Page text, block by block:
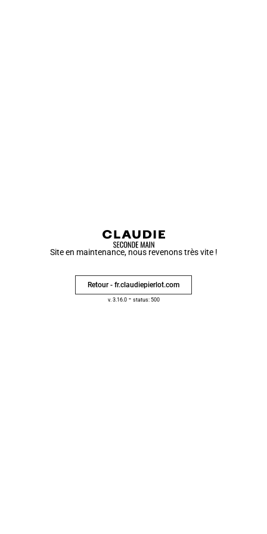
Site en maintenance, nous revenons très vite !
Retour - fr.claudiepierlot.com
v. 3.16.0- status: 500